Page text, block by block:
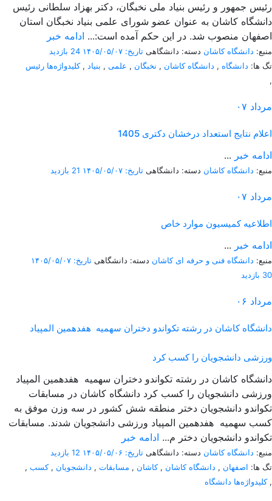
رئیس جمهور و رئیس بنیاد ملی نخبگان، دکتر بهزاد سلطانی رئیس
دانشگاه کاشان به عنوان عضو شورای علمی بنیاد نخبگان استان
اصفهان منصوب شد. در این حکم آمده است:... ادامه خبر
منبع: دانشگاه کاشان دسته: دانشگاهی تاریخ: ۱۴۰۵/۰۵/۰۷
24 بازدید
تگ ها: دانشگاه , دانشگاه کاشان , نخبگان , علمی , بنیاد ,کلیدواژه‌ها رئیس
,
۰۷ مرداد
اعلام نتایج استعداد درخشان دکتری 1405
... ادامه خبر
منبع: دانشگاه کاشان دسته: دانشگاهی تاریخ: ۱۴۰۵/۰۵/۰۷ 21 بازدید
۰۷ مرداد
اطلاعیه کمیسیون موارد خاص
... ادامه خبر
منبع: دانشگاه فنی و حرفه ای کاشان دسته: دانشگاهی تاریخ: ۱۴۰۵/۰۵/۰۷
30 بازدید
۰۶ مرداد
دانشگاه کاشان در رشته تکواندو دختران سهمیه هفدهمین المپیاد
ورزشی دانشجویان را کسب کرد
دانشگاه کاشان در رشته تکواندو دختران سهمیه هفدهمین المپیاد
ورزشی دانشجویان را کسب کرد دانشگاه کاشان در مسابقات
تکواندو دانشجویان دختر منطقه شش کشور در سه وزن موفق به
کسب سهمیه هفدهمین المپیاد ورزشی دانشجویان شدند. مسابقات
تکواندو دانشجویان دختر م... ادامه خبر
منبع: دانشگاه کاشان دسته: دانشگاهی تاریخ: ۱۴۰۵/۰۵/۰۶
12 بازدید
تگ ها: اصفهان , دانشگاه کاشان ,کاشان , مسابقات , دانشجویان ,کسب ,
کلیدواژه‌ها دانشگاه,